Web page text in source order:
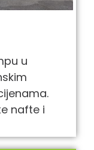
u
nafte i